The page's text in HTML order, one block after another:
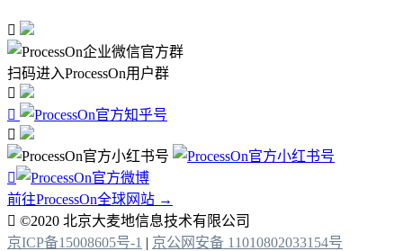

扫码进入ProcessOn用户群




前往ProcessOn全球网站 →
 ©2020 北京大麦地信息技术有限公司
京ICP备15008605号-1 | 京公网安备 11010802033154号